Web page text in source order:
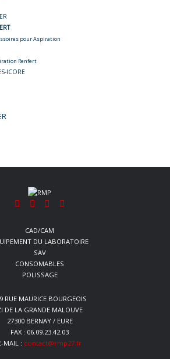
pour Aspiration
Renfert
ICORE
CAD/CAM
DU LABORATOIRE
SAV
CONSOMABLES
POLISSAGE
RUE MAURICE BOURGEOIS
DE LA GRANDE MALOUVE
27300 BERNAY / EURE
FAX : 06.09.23.42.03
MAIL : contact@rmp27.fr